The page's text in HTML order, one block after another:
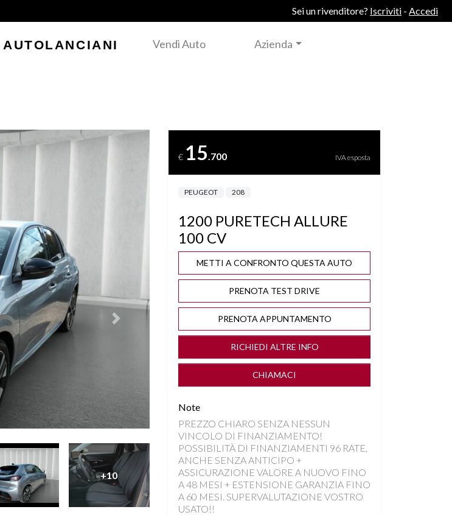
Sei un rivenditore? Iscriviti - Accedi
Vendi Auto Azienda
Successivo
+10
€ 15.700 IVA esposta
PEUGEOT 208
1200 PURETECH ALLURE
100 CV
METTI A CONFRONTO QUESTA AUTO
PRENOTA TEST DRIVE
PRENOTA APPUNTAMENTO
RICHIEDI ALTRE INFO
CHIAMACI
Note
PREZZO CHIARO SENZA NESSUN
VINCOLO DI FINANZIAMENTO!
POSSIBILITÀ DI FINANZIAMENTI 96 RATE,
ANCHE SENZA ANTICIPO +
ASSICURAZIONE VALORE A NUOVO FINO
A 48 MESI + ESTENSIONE GARANZIA FINO
A 60 MESI. SUPERVALUTAZIONE VOSTRO
USATO!!